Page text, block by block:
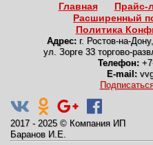
Главная Прайс-
Расширенный
Политика
Адрес: г. Ростов-на-Дону,
ул. Зорге 33 торгово-
Телефон:
E-mail:
2017 - 2025 © Компания ИП
Баранов И.Е.